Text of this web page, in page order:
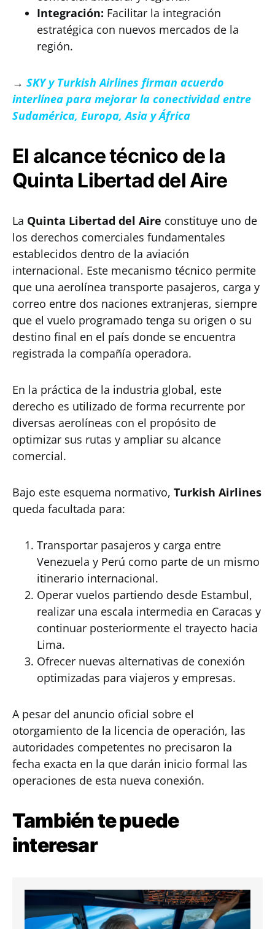
Integración: Facilitar la integración
estratégica con nuevos mercados de la
región.
→ SKY y Turkish Airlines firman acuerdo
interlínea para mejorar la conectividad entre
Sudamérica, Europa, Asia y África
El alcance técnico de la
Quinta Libertad del Aire
La Quinta Libertad del Aire constituye uno de
los derechos comerciales fundamentales
establecidos dentro de la aviación
internacional. Este mecanismo técnico permite
que una aerolínea transporte pasajeros, carga y
correo entre dos naciones extranjeras, siempre
que el vuelo programado tenga su origen o su
destino final en el país donde se encuentra
registrada la compañía operadora.
En la práctica de la industria global, este
derecho es utilizado de forma recurrente por
diversas aerolíneas con el propósito de
optimizar sus rutas y ampliar su alcance
comercial.
Bajo este esquema normativo, Turkish Airlines
queda facultada para:
Transportar pasajeros y carga entre
Venezuela y Perú como parte de un mismo
itinerario internacional.
Operar vuelos partiendo desde Estambul,
realizar una escala intermedia en Caracas y
continuar posteriormente el trayecto hacia
Lima.
Ofrecer nuevas alternativas de conexión
optimizadas para viajeros y empresas.
A pesar del anuncio oficial sobre el
otorgamiento de la licencia de operación, las
autoridades competentes no precisaron la
fecha exacta en la que darán inicio formal las
operaciones de esta nueva conexión.
También te puede
interesar